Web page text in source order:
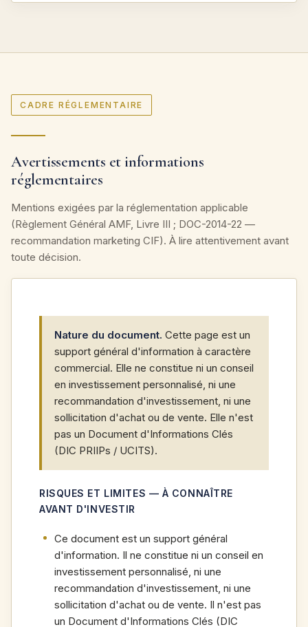
CADRE RÉGLEMENTAIRE
Avertissements et informations
réglementaires
Mentions exigées par la réglementation applicable
(Règlement Général AMF, Livre III ; DOC-2014-22 —
recommandation marketing CIF). À lire attentivement avant
toute décision.
Nature du document. Cette page est un
support général d'information à caractère
commercial. Elle ne constitue ni un conseil
en investissement personnalisé, ni une
recommandation d'investissement, ni une
sollicitation d'achat ou de vente. Elle n'est
pas un Document d'Informations Clés
(DIC PRIIPs / UCITS).
RISQUES ET LIMITES — À CONNAÎTRE
AVANT D'INVESTIR
Ce document est un support général
d'information. Il ne constitue ni un conseil en
investissement personnalisé, ni une
recommandation d'investissement, ni une
sollicitation d'achat ou de vente. Il n'est pas
un Document d'Informations Clés (DIC